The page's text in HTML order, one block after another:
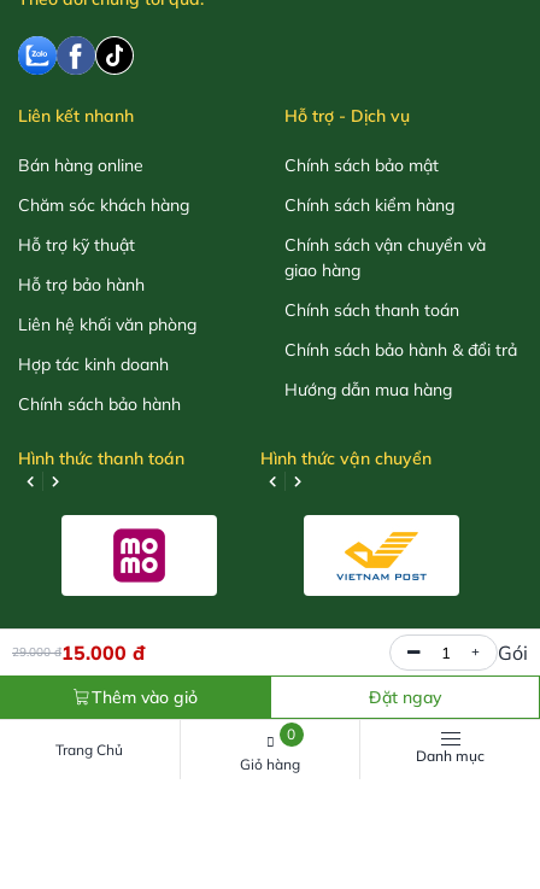
Trang Chủ
0
Giỏ hàng
Danh mục
29.000đ15.000 đ Gói
Thêm vào giỏ Đặt ngay
Liên kết nhanh
Bán hàng online
Chăm sóc khách hàng
Hỗ trợ kỹ thuật
Hỗ trợ bảo hành
Liên hệ khối văn phòng
Hợp tác kinh doanh
Chính sách bảo hành
Hỗ trợ - Dịch vụ
Chính sách bảo mật
Chính sách kiểm hàng
Chính sách vận chuyển và
giao hàng
Chính sách thanh toán
Chính sách bảo hành & đổi trả
Hướng dẫn mua hàng
Hình thức thanh toán Hình thức vận chuyển
GIẤY CHỨNG NHẬN ĐĂNG KÝ DOANH NGHIỆP DO SỞ TÀI
Đăng ký lần đầu: Ngày 17 tháng 05 năm 2026